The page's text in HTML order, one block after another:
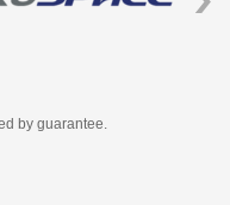
by guarantee.